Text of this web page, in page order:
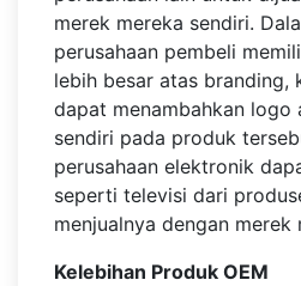
merek mereka sendiri.
perusahaan pembeli
lebih besar atas branding,
dapat menambahkan logo
sendiri pada produk
perusahaan elektronik
seperti televisi dari
menjualnya dengan merek
Kelebihan Produk OEM